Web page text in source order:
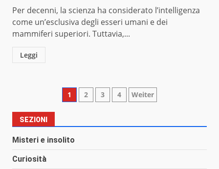
Per decenni, la scienza ha considerato l’intelligenza
come un’esclusiva degli esseri umani e dei
mammiferi superiori. Tuttavia,...
Leggi
Paginazione
articoli
1 2 3 4 Weiter
SEZIONI
Misteri e insolito
Curiosità